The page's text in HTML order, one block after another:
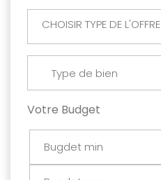
CHOISIR TYPE DE L'OFFRE
Type de bien
Votre Budget